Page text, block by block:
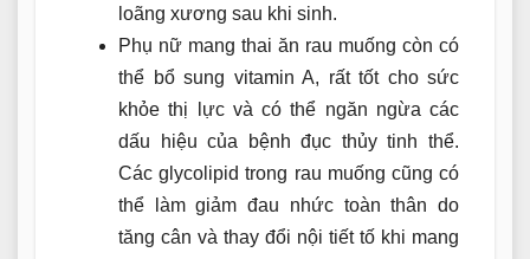
loãng xương sau khi sinh.
Phụ nữ mang thai ăn rau muống còn có
thể bổ sung vitamin A, rất tốt cho sức
khỏe thị lực và có thể ngăn ngừa các
dấu hiệu của bệnh đục thủy tinh thể.
Các glycolipid trong rau muống cũng có
thể làm giảm đau nhức toàn thân do
tăng cân và thay đổi nội tiết tố khi mang